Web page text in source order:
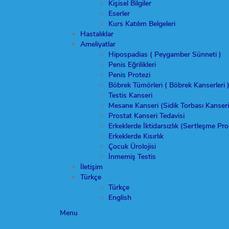
Kişisel Bilgiler
Eserler
Kurs Katılım Belgeleri
Hastalıklar
Ameliyatlar
Hipospadias ( Peygamber Sünneti )
Penis Eğrilikleri
Penis Protezi
Böbrek Tümörleri ( Böbrek Kanserleri )
Testis Kanseri
Mesane Kanseri (Sidik Torbası
Prostat Kanseri Tedavisi
Erkeklerde İktidarsızlık (Sertleşme
Erkeklerde Kısırlık
Çocuk Ürolojisi
İnmemiş Testis
İletişim
Türkçe
Türkçe
English
Menu